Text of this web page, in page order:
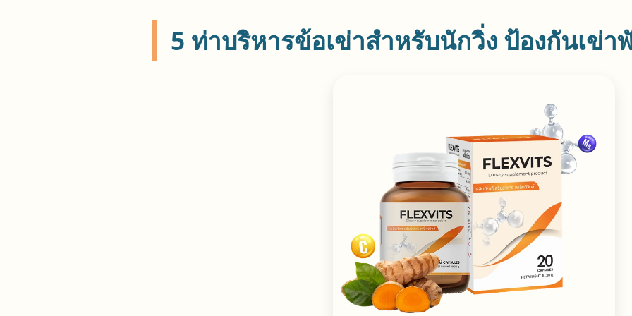
5 ท่าบริหารข้อเข่าสำหรับนักวิ่ง ป้องกันเข่า